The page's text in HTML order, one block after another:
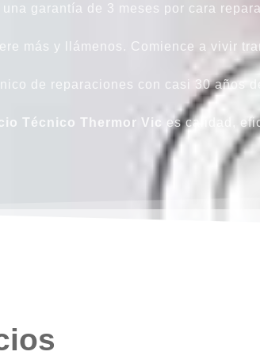
garantía de 3 meses por cara
más y llámenos. Comience a vivir
de reparaciones con casi 30 años
Técnico Thermor Vic es calidad,